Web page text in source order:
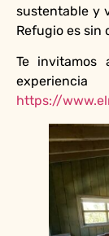
sustentable y
Refugio es sin
Te
https://